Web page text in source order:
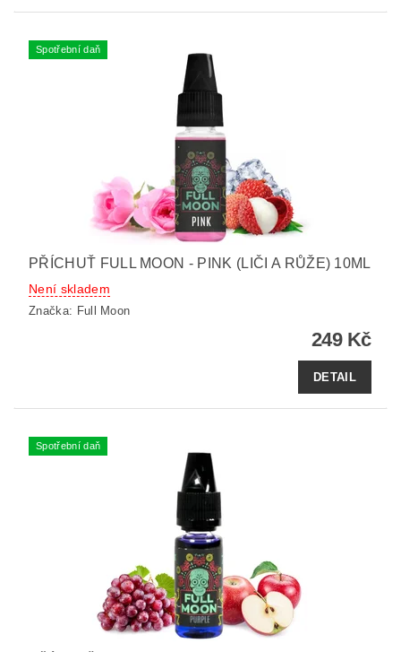
Spotřební daň
PŘÍCHUŤ FULL MOON - PINK (LIČI A RŮŽE) 10ML
Není skladem
Značka: Full Moon
249 Kč
DETAIL
Spotřební daň